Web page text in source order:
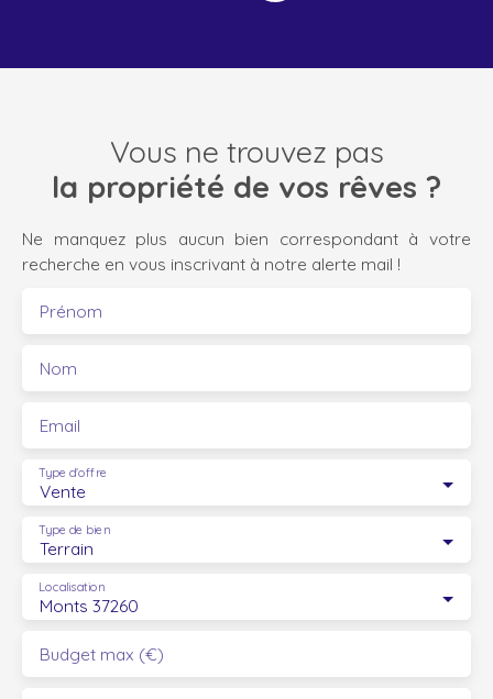
Vous ne trouvez pas
la propriété de vos rêves ?
Ne manquez plus aucun bien correspondant à votre
recherche en vous inscrivant à notre alerte mail !
Prénom
Nom
Email
Vente
Type d'offre
Terrain
Type de bien
Monts 37260
Localisation
Budget max (€)